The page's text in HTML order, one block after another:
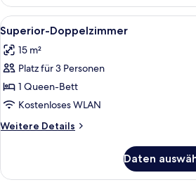
Doppelzimmer
Alle
Fotos
für
Superior-
Doppelzimmer
anzeigen
Ein
12
Superior-Doppelzimmer
15 m²
Platz für 3 Personen
1 Queen-Bett
Kostenloses WLAN
Weitere Details
Weitere
Doppelzimmer
Daten